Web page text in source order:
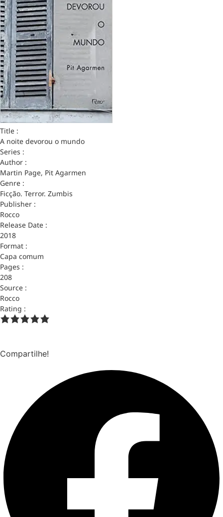
Title :
A noite devorou o mundo
Series :
Author :
Martin Page, Pit Agarmen
Genre :
Ficção. Terror. Zumbis
Publisher :
Rocco
Release Date :
2018
Format :
Capa comum
Pages :
208
Source :
Rocco
Rating :
Compartilhe!